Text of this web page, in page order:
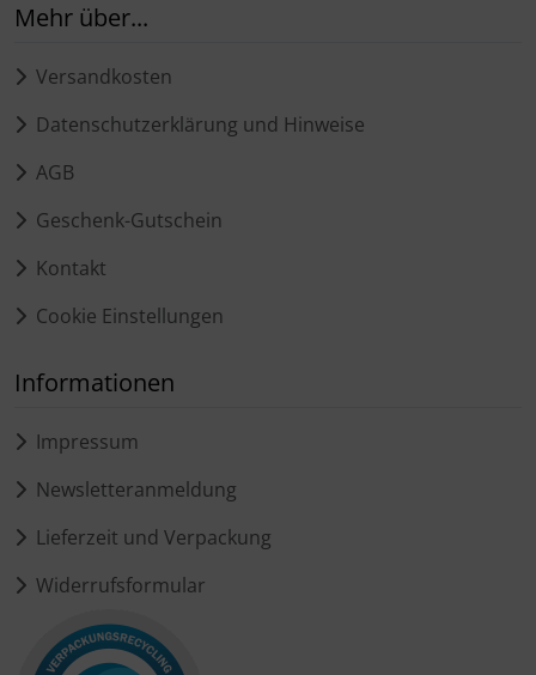
Mehr über...
Versandkosten
Datenschutzerklärung und Hinweise
AGB
Geschenk-Gutschein
Kontakt
Cookie Einstellungen
Informationen
Impressum
Newsletteranmeldung
Lieferzeit und Verpackung
Widerrufsformular